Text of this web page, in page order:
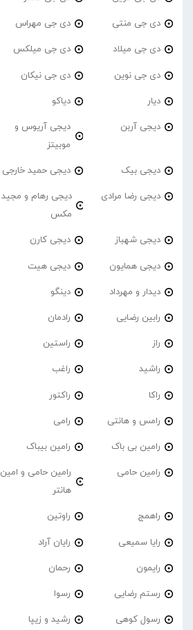
دی جی منتی دی جی مهراس
دی جی میلاد دی جی میلکس
دی جی نوین دی جی نیکان
دیار دیاکو
دیجی آربن
دیجی آریوس و
موبیتز
دیجی بیک دیجی حمید خارجی
دیجی رضا مرادی
دیجی رهام و مجید
مکس
دیجی شهباز دیجی کارن
دیجی همایون دیجی هیت
دیدار و مهرداد دینگو
رابین رضایی رادمان
راز راستین
راشید راغب
راکا راکتور
رامس و هانتی رامی
رامین بی باک رامین بیباک
رامین حامی
رامین حامی و امین
هانتر
راهمج راوتین
رایا سمیعی رایان آراد
رایمون رحمان
رستم رضایی رسوا
رسول کوهی رشید و زیپا